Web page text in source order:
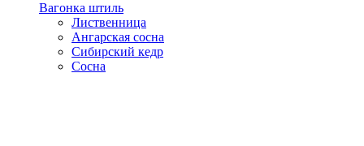
Вагонка штиль
Лиственница
Ангарская сосна
Сибирский кедр
Сосна